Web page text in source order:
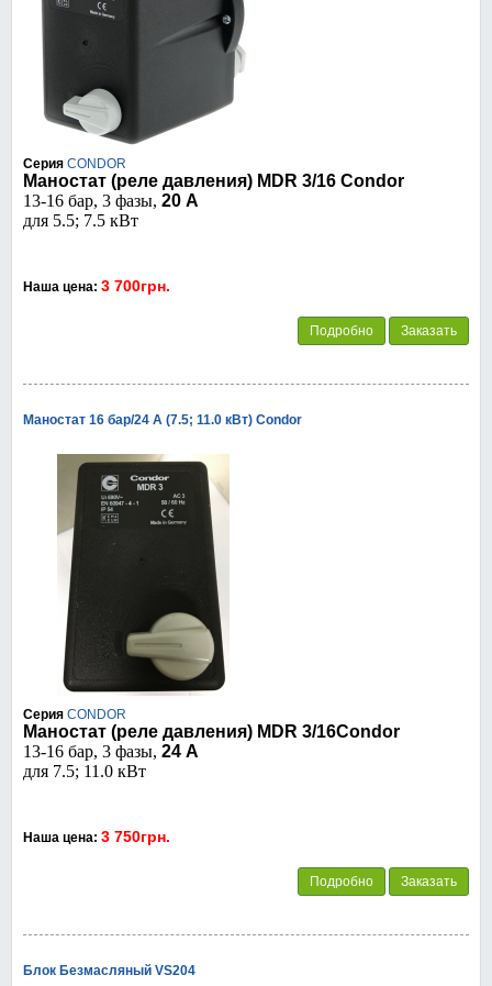
Серия CONDOR
Маностат (реле давления) MDR 3/16 Condor
13-16 бар, 3 фазы, 20 А
для 5.5; 7.5 кВт
Наша цена: 3 700грн.
Подробно Заказать
Маностат 16 бар/24 А (7.5; 11.0 кВт) Condor
Серия CONDOR
Маностат (реле давления) MDR 3/16Condor
13-16 бар, 3 фазы, 24 А
для 7.5; 11.0 кВт
Наша цена: 3 750грн.
Подробно Заказать
Блок Безмасляный VS204